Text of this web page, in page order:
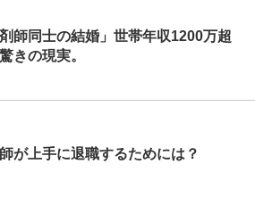
剤師同士の結婚」世帯年収1200万超
きの現実。
が上手に退職するためには？